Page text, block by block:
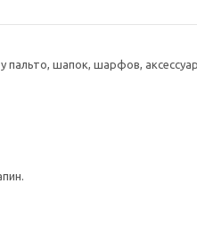
шапок, шарфов,